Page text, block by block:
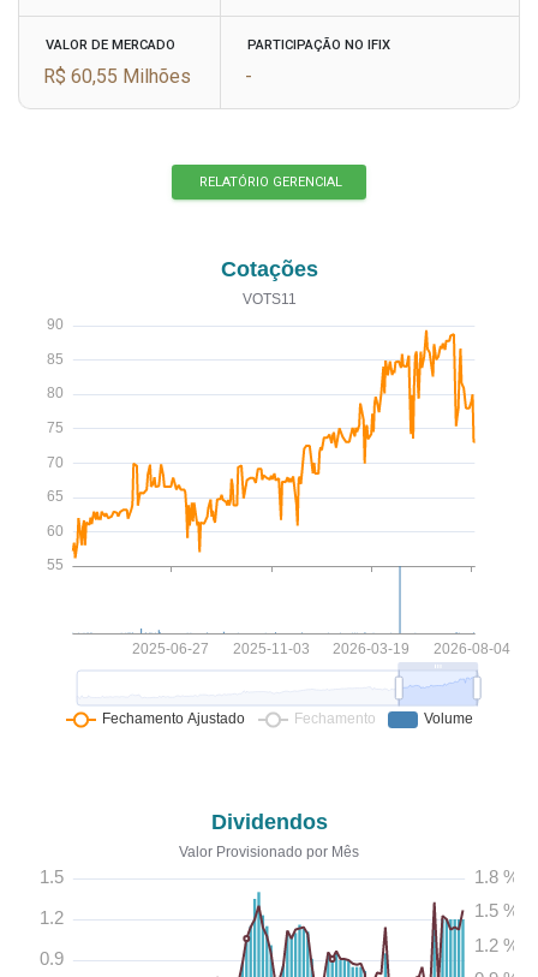
VALOR DE MERCADO
R$ 60,55 Milhões
PARTICIPAÇÃO NO IFIX
-
RELATÓRIO GERENCIAL